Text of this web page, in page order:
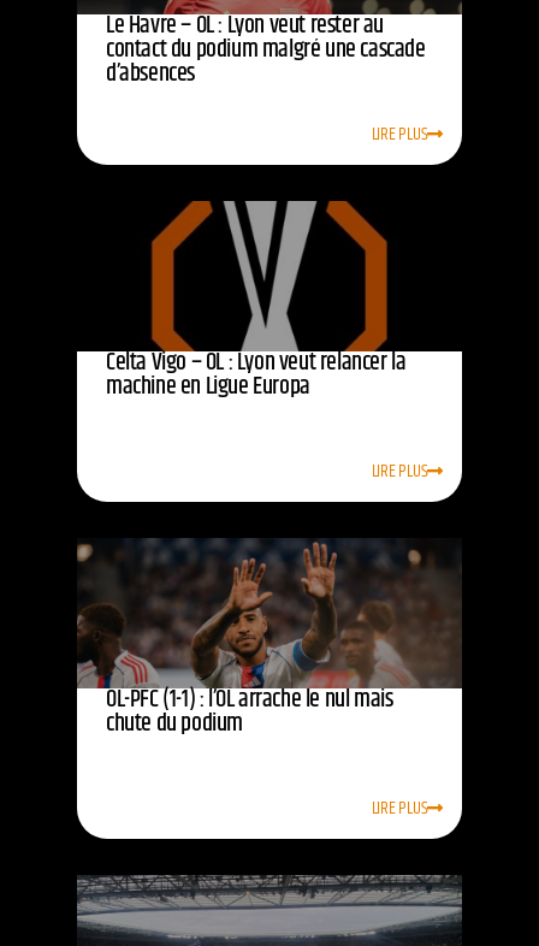
Le Havre – OL : Lyon veut rester au
contact du podium malgré une cascade
d’absences
LIRE PLUS
Celta Vigo – OL : Lyon veut relancer la
machine en Ligue Europa
LIRE PLUS
OL-PFC (1-1) : l’OL arrache le nul mais
chute du podium
LIRE PLUS